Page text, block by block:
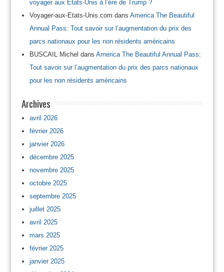
voyager aux Etats-Unis à l’ère de Trump ?
Voyager-aux-Etats-Unis.com dans America The Beautiful
Annual Pass: Tout savoir sur l’augmentation du prix des
parcs nationaux pour les non résidents américains
BUSCAIL Michel dans America The Beautiful Annual Pass:
Tout savoir sur l’augmentation du prix des parcs nationaux
pour les non résidents américains
Archives
avril 2026
février 2026
janvier 2026
décembre 2025
novembre 2025
octobre 2025
septembre 2025
juillet 2025
avril 2025
mars 2025
février 2025
janvier 2025